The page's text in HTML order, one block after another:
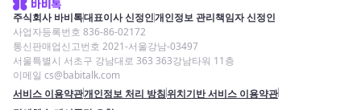
주식회사 바비톡대표이사 신정인개인정보 관리책임자 신정인
사업자등록번호 836-86-02172
통신판매업신고번호 2021-서울강남-03497
서울특별시 서초구 강남대로 363 363강남타워 11층
이메일 cs@babitalk.com
서비스 이용약관개인정보 처리 방침위치기반 서비스 이용약관